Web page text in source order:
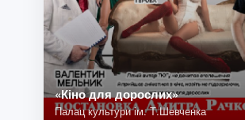
«Кіно для дорослих»
Палац культури ім. Т.Шевченка